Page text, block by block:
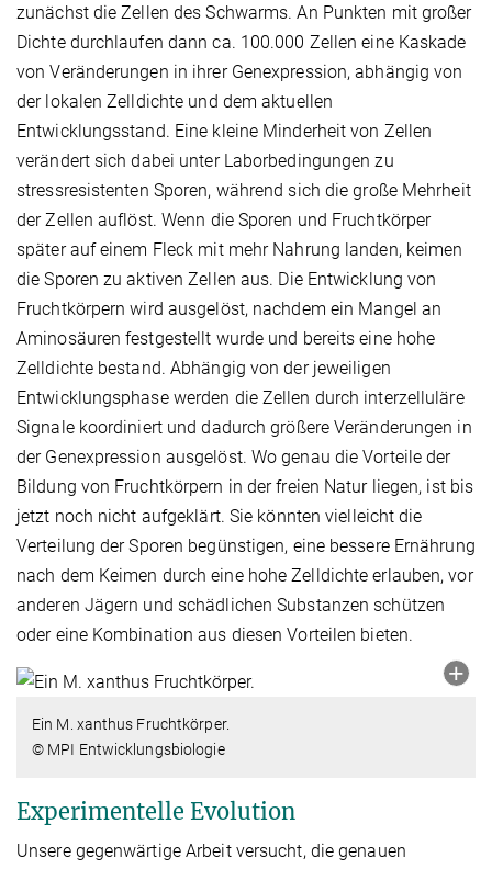
zunächst die Zellen des Schwarms. An Punkten mit großer
Dichte durchlaufen dann ca. 100.000 Zellen eine Kaskade
von Veränderungen in ihrer Genexpression, abhängig von
der lokalen Zelldichte und dem aktuellen
Entwicklungsstand. Eine kleine Minderheit von Zellen
verändert sich dabei unter Laborbedingungen zu
stressresistenten Sporen, während sich die große Mehrheit
der Zellen auflöst. Wenn die Sporen und Fruchtkörper
später auf einem Fleck mit mehr Nahrung landen, keimen
die Sporen zu aktiven Zellen aus. Die Entwicklung von
Fruchtkörpern wird ausgelöst, nachdem ein Mangel an
Aminosäuren festgestellt wurde und bereits eine hohe
Zelldichte bestand. Abhängig von der jeweiligen
Entwicklungsphase werden die Zellen durch interzelluläre
Signale koordiniert und dadurch größere Veränderungen in
der Genexpression ausgelöst. Wo genau die Vorteile der
Bildung von Fruchtkörpern in der freien Natur liegen, ist bis
jetzt noch nicht aufgeklärt. Sie könnten vielleicht die
Verteilung der Sporen begünstigen, eine bessere Ernährung
nach dem Keimen durch eine hohe Zelldichte erlauben, vor
anderen Jägern und schädlichen Substanzen schützen
oder eine Kombination aus diesen Vorteilen bieten.
Ein M. xanthus Fruchtkörper.
© MPI Entwicklungsbiologie
Experimentelle Evolution
Unsere gegenwärtige Arbeit versucht, die genauen